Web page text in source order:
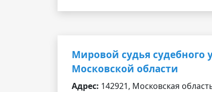
Мировой судья судебного
Московской области
Адрес: 142921, Московская